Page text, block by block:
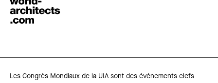
Les Congrès Mondiaux de la UIA sont des événements clefs